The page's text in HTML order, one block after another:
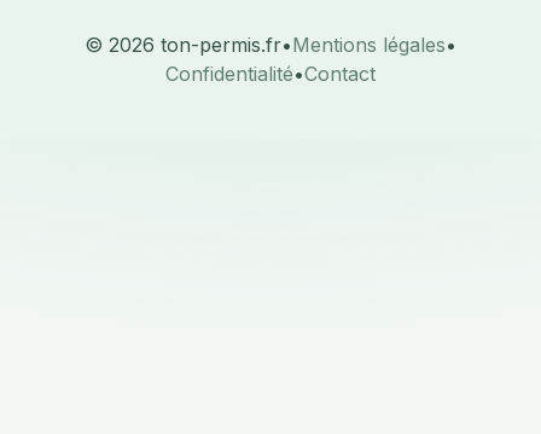
© 2026 ton-permis.fr•Mentions légales•
Confidentialité•Contact